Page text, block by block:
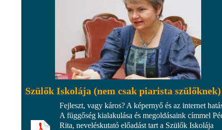
Szülők Iskolája (nem csak piarista szülőknek)
Fejleszt, vagy káros? A képernyő és az internet
A függőség kialakulása és megoldásaink címmel
Rita, neveléskutató előadást tart a Szülők Iskolája